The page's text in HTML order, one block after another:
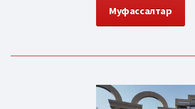
Муфассалтар